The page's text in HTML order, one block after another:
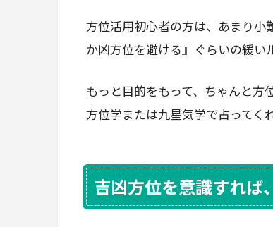
方位活用初心者の方は、あまり小
か凶方位を避ける』ぐらいの緩い
もっと目的をもって、ちゃんと方
方位学または九星気学で占って
吉凶方位を意識すれば